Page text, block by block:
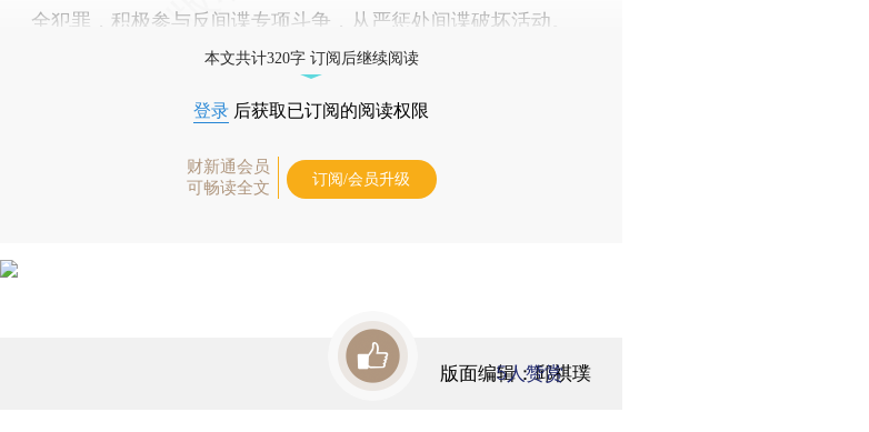
全犯罪，积极参与反间谍专项斗争，从严惩处间谍破坏活动。
本文共计320字 订阅后继续阅读
登录 后获取已订阅的阅读权限
财新通会员
可畅读全文
订阅/会员升级
版面编辑：邱祺璞
5人赞赏